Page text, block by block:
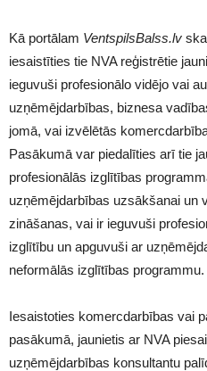
Kā portālam VentspilsBalss.lv
iesaistīties tie NVA reģistrētie
ieguvuši profesionālo vidējo vai
uzņēmējdarbības, biznesa
jomā, vai izvēlētās
Pasākumā var piedalīties arī tie
profesionālās izglītības
uzņēmējdarbības uzsākšanai un
zināšanas, vai ir ieguvuši
izglītību un apguvuši ar
neformālās izglītības programmu.
Iesaistoties komercdarbības vai
pasākumā, jaunietis ar NVA
uzņēmējdarbības konsultantu